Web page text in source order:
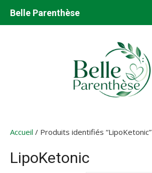
Belle Parenthèse
Accueil / Produits identifiés “LipoKetonic”
LipoKetonic